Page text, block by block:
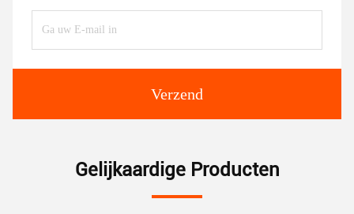
Verzend
Gelijkaardige Producten